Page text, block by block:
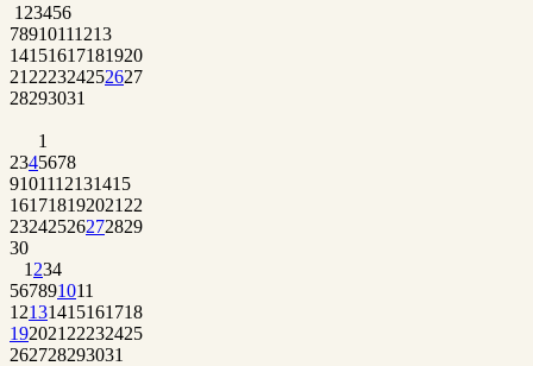
1 23456
78910111213
14151617181920
21 222324252627
28293031
1
2345678
9101112131415
161718192021 22
23242526272829
30
1 234
567891011
12131415161718
192021 22232425
262728293031